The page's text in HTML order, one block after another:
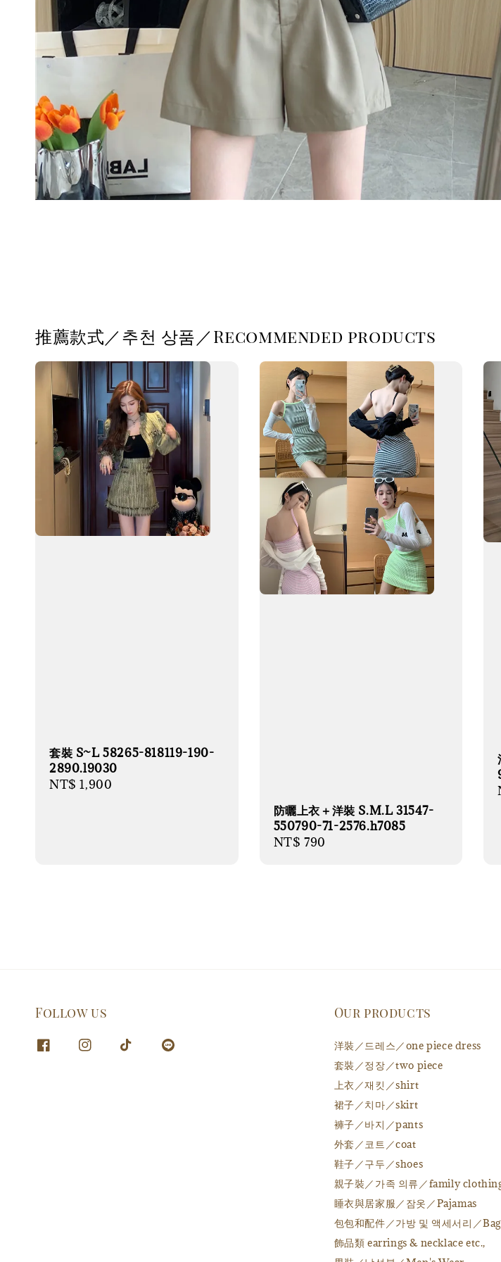
推薦款式／추천 상품／Recommended products
套裝 S~L 58265-818119-190-
2890.l9030
Regular
NT$ 1,900
防曬上衣＋洋裝 S.M.L 31547-
550790-71-2576.h7085
Regular
NT$ 790
Follow us Our products
洋裝／드레스／one piece dress
套裝／정장／two piece
上衣／재킷／shirt
裙子／치마／skirt
褲子／바지／pants
外套／코트／coat
鞋子／구두／shoes
親子裝／가족 의류／family
睡衣與居家服／잠옷／Pajamas
包包和配件／가방 및 액세서리／
飾品類 earrings & necklace etc.,